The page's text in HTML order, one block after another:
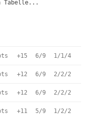
Tabelle...
+15 6/9 1/1/4
+12 6/9 2/2/2
+12 6/9 2/2/2
+11 5/9 1/2/2